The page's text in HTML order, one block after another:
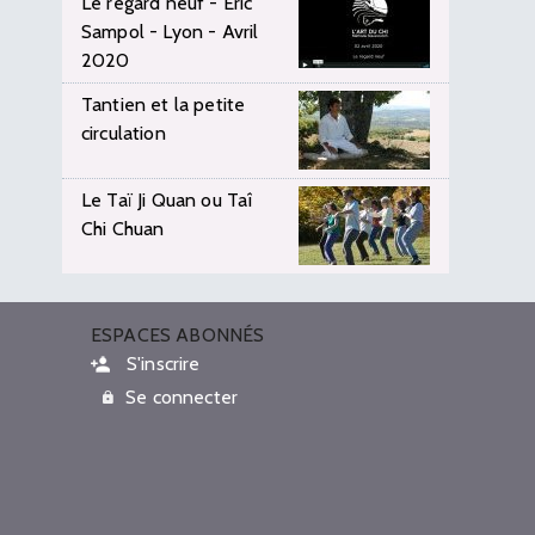
Sampol - Lyon - Avril
2020
Tantien et la petite
circulation
Le Taï Ji Quan ou Taî
Chi Chuan
ESPACES ABONNÉS
S'inscrire
Se connecter